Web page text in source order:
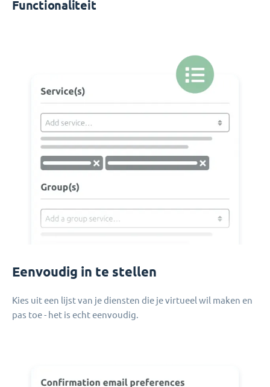
Functionaliteit
Eenvoudig in te stellen
Kies uit een lijst van je diensten die je virtueel wil maken en
pas toe - het is echt eenvoudig.